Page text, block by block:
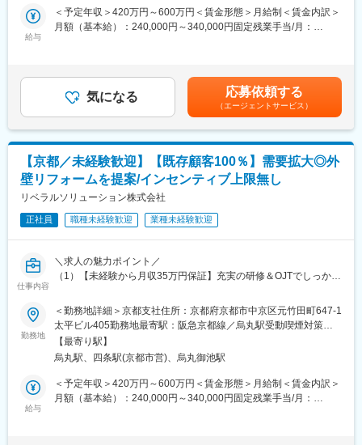
セス改善案の策定
◇技術検証および共同開発対応
■ポジションの魅力：
◇机上の空論ではなく、実際にレーザーを照射し、材料がどう変
化するかを自ら評価・検証していく「リアルな開発」に徹底的に
コミットできます
◇光学、機械、電気、制御、材料工学など、幅広い要素技術が絡
み合う最先端レーザーシステムに触れることで、一分野に閉じな
い総合的な技術力が身につきます
◇スタートアップならではの意思決定の速さにより、「仮説を立
ててすぐ実験する」といったスピード感で研究開発をリードでき
変更の範囲：会社の定める業務
（3）小規模チームだから、実力が埋もれない
2～5名規模の現場が中心。だからこそ、「やっているのに評価
■業務概要：
戸建住宅を中心としたリフォーム工事における施工管理業務をお
・工事スケジュールの作成・管理
・協力業者（職人・外注先）との調整
・現場の安全・品質・進捗管理
・資材の手配・原価管理
・お客様との現場対応・進捗報告
・工事完了後の引き渡し対応
※新築ではなくリフォーム工事が中心のため、
現場をコントロールしやすいのが特徴です。
■仕事の流れ
現場を確認し、工事スケジュールを作成。
必要な資材の手配や協力業者との打ち合わせを行います。
（2） 工事スタート
安全・品質・進捗を管理。
段取りよく現場をコントロールします。
給与
＜予定年収＞420万円～600万円＜賃金形態＞月給制＜賃金内訳＞
月額（基本給）：240,000円～340,000円固定残業手当/月：
給与・年収に関しては経験やスキルを最大限考慮いたします。■昇
給：年2回 ■賞与：賞与に関しては所属部署実績により最大年2回2
か月分の支給賃金はあくまでも目安の金額であり、選考を通じて
上下する可能性があります。月給(月額)は固定手当を含めた表記で
す。
気になる 応募依頼する
（エージェントサービス）
【京都／未経験歓迎】【既存顧客100％】需要拡大◎外
壁リフォームを提案/インセンティブ上限無し
リベラルソリューション株式会社
正社員 職種未経験歓迎 業種未経験歓迎
仕事内容
＼求人の魅力ポイント／
（1）【未経験から月収35万円保証】充実の研修＆OJTでしっかり
（2）【未経験から成長】基礎から研修◎外部研修・座学・現場同
行の3段階で最短1カ月で実践力を獲得！早期昇格も目指せる!
（3）【未経験でも成果が出しやすい】100%既存顧客×業界注目
の新工法でニーズが強く成果が出しやすい環境！
■業務概要：
すでに信頼関係のある既存のお客様へ、住まいの健康を守る外壁
勤務地
＜勤務地詳細＞京都支社住所：京都府京都市中京区元竹田町647-1
太平ビル405勤務地最寄駅：阪急京都線／烏丸駅受動喫煙対策：
屋内全面禁煙変更の範囲：会社の定める事業所
【最寄り駅】
烏丸駅、四条駅(京都市営)、烏丸御池駅
給与
＜予定年収＞420万円～600万円＜賃金形態＞月給制＜賃金内訳＞
月額（基本給）：240,000円～340,000円固定残業手当/月：